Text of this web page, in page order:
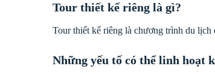
Tour thiết kế riêng là gì?
Tour thiết kế riêng là chương trình du
Những yếu tố có thể linh hoạt